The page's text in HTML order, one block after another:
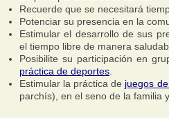
Recuerde que se necesitará
Potenciar su presencia en la
Estimular el desarrollo de sus
el tiempo libre de manera
Posibilite su participación en
práctica de deportes
Estimular la práctica de juegos
parchís), en el seno de la familia